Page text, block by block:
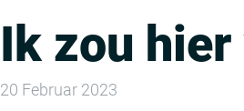
Ik zou
20 Februar 2023